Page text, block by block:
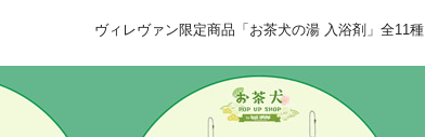
ヴィレヴァン限定商品「お茶犬の湯 入浴剤」全11種